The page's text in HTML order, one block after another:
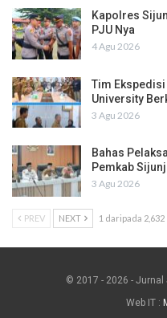
Kapolres
PJU Nya
4 Agu 2026
Tim Ekspedisi
University
3 Agu 2026
Bahas
Pemkab
3 Agu 2026
PREV NEXT 1 daripada 2,632
© 2017 - 2026 - Jurnal
Web IT :